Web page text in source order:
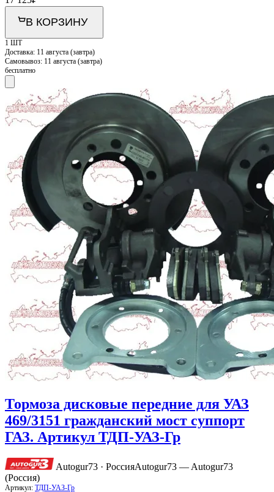
В КОРЗИНУ
1 ШТ
Доставка: 11 августа (завтра)
Самовывоз: 11 августа (завтра)
бесплатно
Тормоза дисковые передние для УАЗ
469/3151 гражданский мост суппорт
ГАЗ. Артикул ТДП-УАЗ-Гр
Autogur73 · РоссияAutogur73 — Autogur73
(Россия)
Артикул: ТДП-УАЗ-Гр